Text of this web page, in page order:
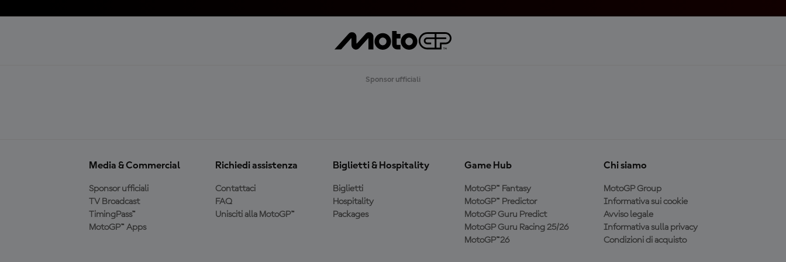
Sponsor ufficiali
Media & Commercial
Sponsor ufficiali
TV Broadcast
TimingPass™
MotoGP™ Apps
Richiedi assistenza
Contattaci
FAQ
Unisciti alla MotoGP™
Biglietti & Hospitality
Biglietti
Hospitality
Packages
Game Hub
MotoGP™ Fantasy
MotoGP™ Predictor
MotoGP Guru Predict
MotoGP Guru Racing 25/26
MotoGP™26
Chi siamo
MotoGP Group
Informativa sui cookie
Avviso legale
Informativa sulla privacy
Condizioni di acquisto